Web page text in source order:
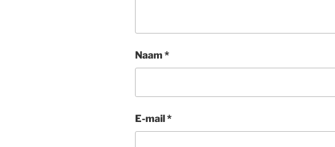
Naam *
E-mail*